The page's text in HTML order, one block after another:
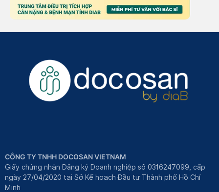
CÔNG TY TNHH DOCOSAN VIETNAM
Giấy chứng nhận Đăng ký Doanh nghiệp số 0316247099, cấp
ngày 27/04/2020 tại Sở Kế hoạch Đầu tư Thành phố Hồ Chí
Minh